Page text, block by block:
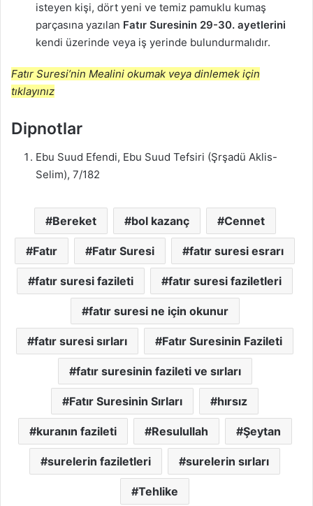
isteyen kişi, dört yeni ve temiz pamuklu kumaş
parçasına yazılan Fatır Suresinin 29-30. ayetlerini
kendi üzerinde veya iş yerinde bulundurmalıdır.
Fatır Suresi’nin Mealini okumak veya dinlemek için
tıklayınız
Dipnotlar
Ebu Suud Efendi, Ebu Suud Tefsiri (Şrşadü Aklis-
Selim), 7/182
Bereket bol kazanç Cennet
Fatır Fatır Suresi fatır suresi esrarı
fatır suresi fazileti fatır suresi faziletleri
fatır suresi ne için okunur
fatır suresi sırları Fatır Suresinin Fazileti
fatır suresinin fazileti ve sırları
Fatır Suresinin Sırları hırsız
kuranın fazileti Resulullah Şeytan
surelerin faziletleri surelerin sırları
Tehlike